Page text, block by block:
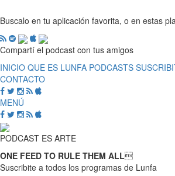
Buscalo en tu aplicación favorita, o en estas
Compartí el podcast con tus amigos
INICIO QUE ES LUNFA PODCASTS
CONTACTO
MENÚ
PODCAST ES ARTE
ONE FEED TO RULE THEM ALL
Suscribite a todos los programas de Lunfa